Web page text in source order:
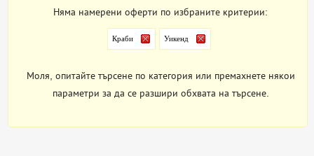
Няма намерени оферти по избраните критерии:
Краби Уикенд
Моля, опитайте търсене по категория или премахнете някои
параметри за да се разшири обхвата на търсене.